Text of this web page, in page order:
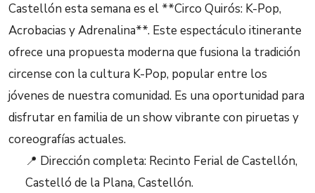
Castellón esta semana es el **Circo Quirós: K-Pop,
Acrobacias y Adrenalina**. Este espectáculo itinerante
ofrece una propuesta moderna que fusiona la tradición
circense con la cultura K-Pop, popular entre los
jóvenes de nuestra comunidad. Es una oportunidad para
disfrutar en familia de un show vibrante con piruetas y
coreografías actuales.
📍 Dirección completa: Recinto Ferial de Castellón,
Castelló de la Plana, Castellón.